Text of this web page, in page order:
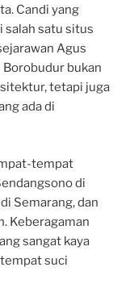
Candi yang
salah satu situs
Agus
bukan
tetapi juga
ada di
tempat
di
Semarang, dan
Keberagaman
sangat kaya
suci